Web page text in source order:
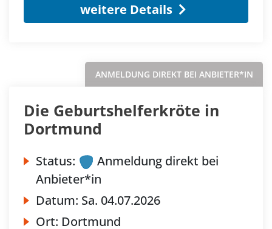
weitere Details
ANMELDUNG DIREKT BEI ANBIETER*IN
Die Geburtshelferkröte in
Dortmund
Status:
Anmeldung direkt bei
Anbieter*in
Datum: Sa. 04.07.2026
Ort: Dortmund